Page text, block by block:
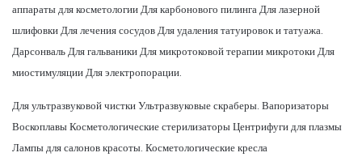
аппараты для косметологии Для карбонового пилинга Для лазерной
шлифовки Для лечения сосудов Для удаления татуировок и татуажа.
Дарсонваль Для гальваники Для микротоковой терапии микротоки Для
миостимуляции Для электропорации.
Для ультразвуковой чистки Ультразвуковые скраберы. Вапоризаторы
Воскоплавы Косметологические стерилизаторы Центрифуги для плазмы
Лампы для салонов красоты. Косметологические кресла